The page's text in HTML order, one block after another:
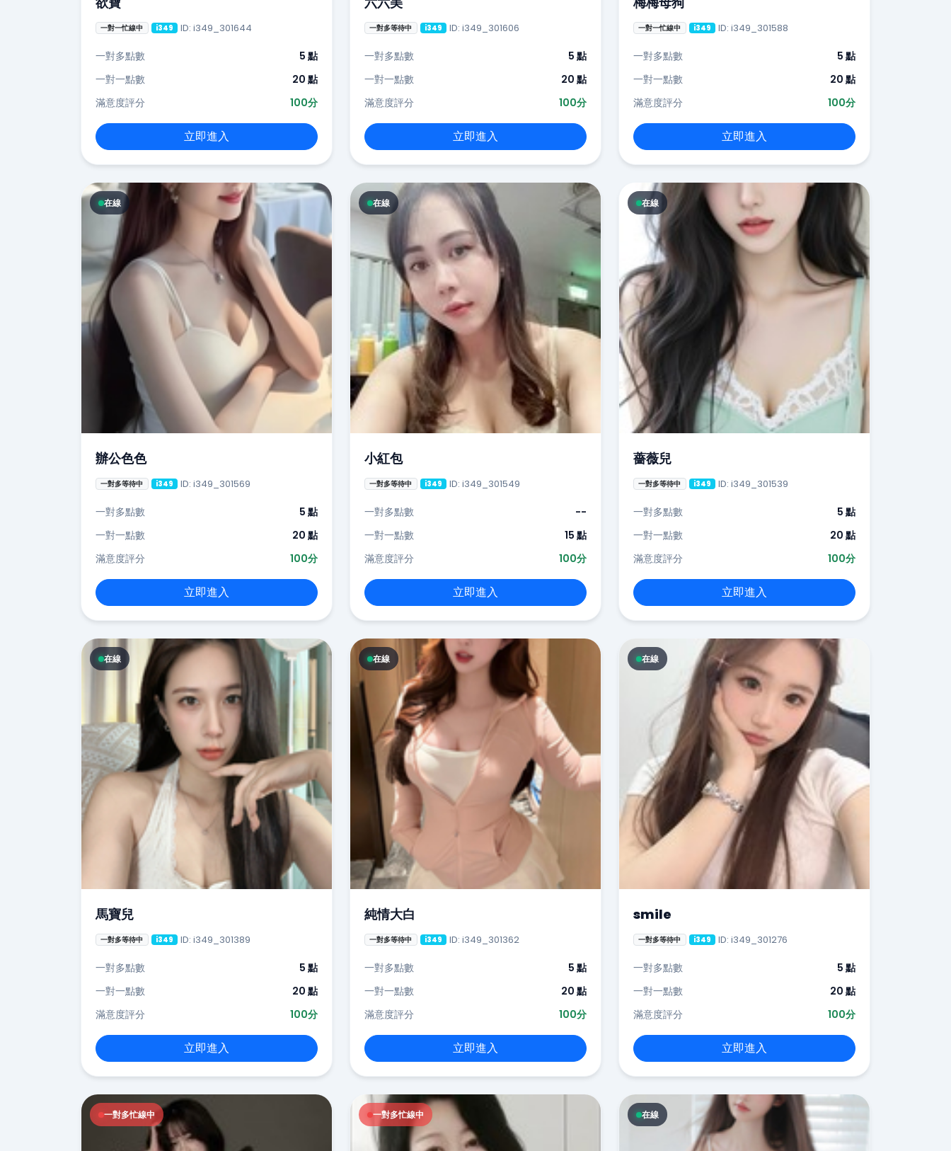
一對一忙線中 i349 ID: i349_301644
一對多點數
5 點
一對一點數
20 點
滿意度評分
100分
立即進入
一對多等待中 i349 ID: i349_301606
一對多點數
5 點
一對一點數
20 點
滿意度評分
100分
立即進入
一對一忙線中 i349 ID: i349_301588
一對多點數
5 點
一對一點數
20 點
滿意度評分
100分
立即進入
在線
辦公色色
一對多等待中 i349 ID: i349_301569
一對多點數
5 點
一對一點數
20 點
滿意度評分
100分
立即進入
在線
小紅包
一對多等待中 i349 ID: i349_301549
一對多點數
--
一對一點數
15 點
滿意度評分
100分
立即進入
在線
薔薇兒
一對多等待中 i349 ID: i349_301539
一對多點數
5 點
一對一點數
20 點
滿意度評分
100分
立即進入
在線
馬寶兒
一對多等待中 i349 ID: i349_301389
一對多點數
5 點
一對一點數
20 點
滿意度評分
100分
立即進入
在線
純情大白
一對多等待中 i349 ID: i349_301362
一對多點數
5 點
一對一點數
20 點
滿意度評分
100分
立即進入
在線
smile
一對多等待中 i349 ID: i349_301276
一對多點數
5 點
一對一點數
20 點
滿意度評分
100分
立即進入
一對多忙線中 一對多忙線中 在線